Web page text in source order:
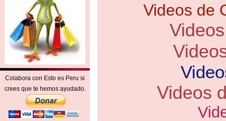
Colabora con Esto es Peru si
crees que te hemos ayudado.
Videos de
Videos